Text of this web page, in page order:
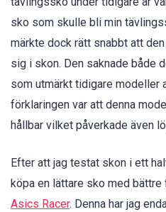
sko som skulle bli min
märkte dock rätt snabbt att
sig i skon. Den saknade både
som utmärkt tidigare modeller
förklaringen var att denna
hållbar vilket påverkade även
Efter att jag testat skon i ett
köpa en lättare sko med
Asics Racer. Denna har jag